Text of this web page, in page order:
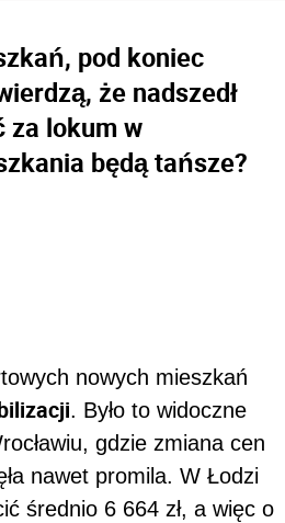
pod koniec
że nadszedł
za lokum w
będą tańsze?
nowych mieszkań
. Było to widoczne
gdzie zmiana cen
nawet promila. W Łodzi
średnio 6 664 zł, a więc o